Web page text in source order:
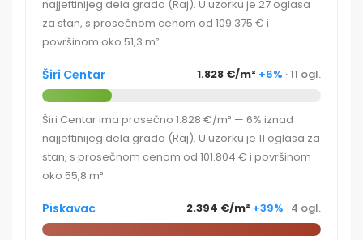
najjeftinijeg dela grada (Raj). U uzorku je 27 oglasa
za stan, s prosečnom cenom od 109.375 € i
površinom oko 51,3 m².
Širi Centar 1.828 €/m² +6% · 11 ogl.
Širi Centar ima prosečno 1.828 €/m² — 6% iznad
najjeftinijeg dela grada (Raj). U uzorku je 11 oglasa za
stan, s prosečnom cenom od 101.804 € i površinom
oko 55,8 m².
Piskavac 2.394 €/m² +39% · 4 ogl.